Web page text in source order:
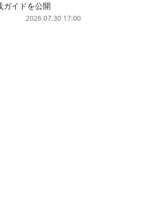
ガイドを公開
2026.07.30 17:00